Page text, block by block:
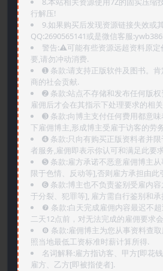
行解压!
9.如果购买后发现资源链接失效或
QQ:2690565141或是微信客服:ywb386!
警告:⚠️可能有些资源远超资料原定
要,请勿冲动消费.
➊️ 条款:请支持正版软件及图书。
商的社会贡献.
➋️ 条款:站点不存储和发布任何版
雇佣后才会在其指示下处理要求的相
➌️ 条款:向博主支付任何费用都意
下雇佣博主,形成博主受雇于访客的劳
➍️ 条款:只向有购买正版资料者并
者服务,雇佣即表示你认可和满足此要
➎ 条款:雇方承诺不恶意雇佣博主
限于色情、反动等],否则雇方承担由此
➏️ 条款:博主也不负责鉴别受雇内
于分裂、犯罪等], 雇方需自行鉴别和
❼ 条款:白天完成雇佣内容最迟不
二天12点前，对无法完成的雇佣要求
❽ 条款:雇佣博主为您从事资料查
照当地最低工资标准时薪计算所得.
名词解释:雇方指访客、甲方[即花
雇方、乙方[即被指使者].